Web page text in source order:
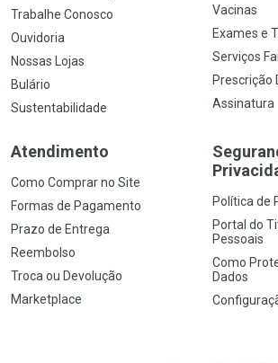
Trabalhe Conosco
Ouvidoria
Nossas Lojas
Bulário
Sustentabilidade
Vacinas
Exames e
Serviços
Prescrição
Assinatura
Atendimento
Como Comprar no Site
Formas de Pagamento
Prazo de Entrega
Reembolso
Troca ou Devolução
Marketplace
Política de
Portal do
Pessoais
Como
Dados